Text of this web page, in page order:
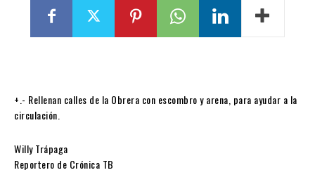
+.- Rellenan calles de la Obrera con escombro y arena, para ayudar a la
circulación.
Willy Trápaga
Reportero de Crónica TB